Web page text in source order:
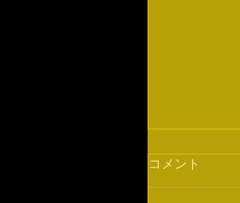
コメント